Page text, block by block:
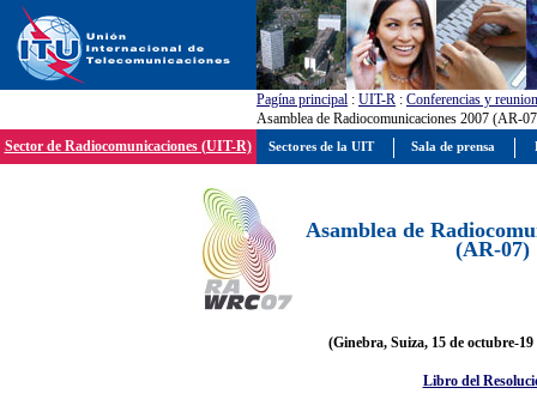
Pagína principal : UIT-R : Conferencias y
Asamblea de Radiocomunicaciones 2007 (AR-
Sector de Radiocomunicaciones (UIT-R)
Asamblea de
(AR-07)
(Ginebra, Suiza, 15 de octubre-19
Libro del
Sectores de la UIT Sala de prensa